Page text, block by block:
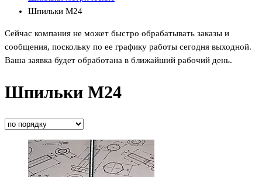
Шпильки М24
Сейчас компания не может быстро обрабатывать заказы и
сообщения, поскольку по ее графику работы сегодня выходной.
Ваша заявка будет обработана в ближайший рабочий день.
Шпильки М24